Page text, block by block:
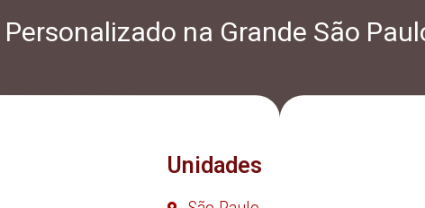
Personalizado na Grande São
Unidades